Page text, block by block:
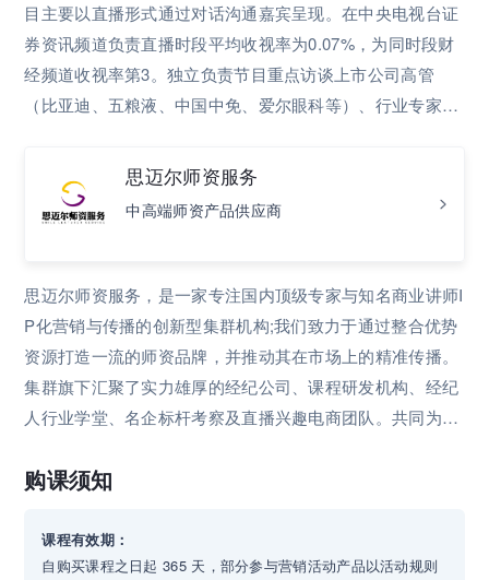
目主要以直播形式通过对话沟通嘉宾呈现。在中央电视台证
券资讯频道负责直播时段平均收视率为0.07%，为同时段财
经频道收视率第3。独立负责节目重点访谈上市公司高管
（比亚迪、五粮液、中国中免、爱尔眼科等）、行业专家及
内收视率排名第2。 【培训工作经历】 负责组建企业学院，
3年期间管理培训师研究员30余人，服务会员单位和居间公
司超过120家。个人累计授课超过800小时，培训学员超过10
修班担任管理沟通课程导师。同时受聘多家创业公司领导力
顾问和CEO沟通教练。 【管理项目经历】 任家庭理财频道
节目部负责人，工作内容包括：统筹制作11档电视节目，保
证每天12个小时直播内容的输出；与超过40名签约嘉宾、特
邀嘉宾对接、商务恰谈、内容共创；管理编导、主持、技
到4700万。频道利润率在全数字频道排名上升5个名次，并
思迈尔师资服务
中高端师资产品供应商
思迈尔师资服务，是一家专注国内顶级专家与知名商业讲师I
P化营销与传播的创新型集群机构;我们致力于通过整合优势
资源打造一流的师资品牌，并推动其在市场上的精准传播。
集群旗下汇聚了实力雄厚的经纪公司、课程研发机构、经纪
人行业学堂、名企标杆考察及直播兴趣电商团队。共同为客
购课须知
课程有效期：
自购买课程之日起 365 天，部分参与营销活动产品以活动规则